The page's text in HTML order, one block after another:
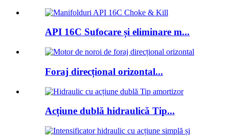
API 16C Sufocare și eliminare m...
Foraj direcțional orizontal...
Acțiune dublă hidraulică Tip...